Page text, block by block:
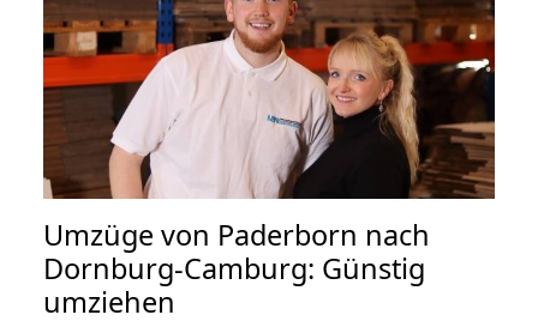
Umzüge von Paderborn nach
Dornburg-Camburg: Günstig
umziehen